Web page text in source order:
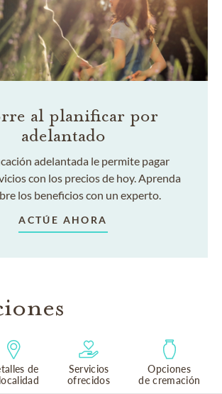
al planificar por
adelantado
adelantada le permite pagar
con los precios de hoy. Aprenda
los beneficios con un experto.
ACTÚE AHORA
de
Servicios
ofrecidos
Opciones
de cremación